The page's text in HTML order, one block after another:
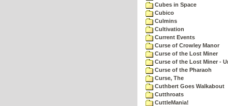
Cubes in Space
Cubico
Culmins
Cultivation
Current Events
Curse of Crowley Manor
Curse of the Lost Miner
Curse of the Lost Miner -
Curse of the Pharaoh
Curse, The
Cuthbert Goes Walkabout
Cutthroats
CuttleMania!